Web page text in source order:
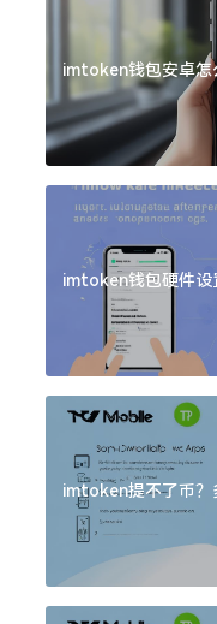
imtoken钱包安卓怎
imtoken钱包硬件设
imtoken提不了币？